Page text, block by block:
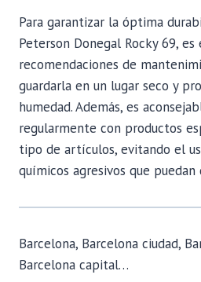
Para garantizar la óptima
Peterson Donegal Rocky 69, es
recomendaciones de
guardarla en un lugar seco y
humedad. Además, es
regularmente con productos
tipo de artículos, evitando el
químicos agresivos que puedan
Barcelona, Barcelona ciudad,
Barcelona capital…